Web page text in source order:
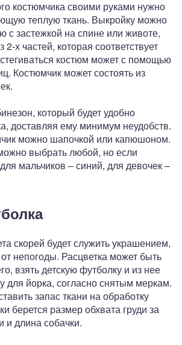
костюмчика своими руками нужно
теплую ткань. Выкройку можно
с застежкой на спине или животе,
х частей, которая соответствует
костюм может с помощью
Костюмчик может состоять из
который будет удобно
доставляя ему минимум неудобств.
можно шапочкой или капюшоном.
выбрать любой, но если
мальчиков – синий, для девочек –
скорей будет служить украшением,
непогоды. Расцветка может быть
взять детскую футболку и из нее
для йорка, согласно снятым меркам.
запас ткани на обработку
берется размер обхвата груди за
длина собачки.